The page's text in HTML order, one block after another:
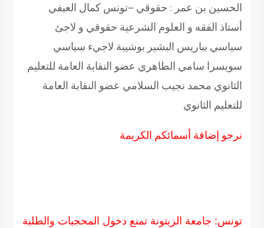
الحسين بن عمر : حقوقي –تونس كمال العيفي
أستاذ الفقه و العلوم الشرعية حقوقي و لاجئ
سياسي بباريس البشير بوشيبة لاجيء سياسي
سويسرا سامي الطاهري عضو النقابة العامة للتعليم
الثانوي محمد نجيب السلامي عضو النقابة العامة
للتعليم الثانوي
نرجو إضافة أسمائكم الكريمة
تونس: جامعة الزيتونة تمنع دخول المحجبات والطلبة